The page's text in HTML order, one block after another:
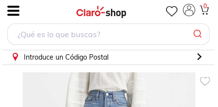
0
Introduce un Código Postal